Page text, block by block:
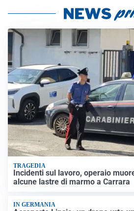
TRAGEDIA
Incidenti sul lavoro, operaio
alcune lastre di marmo a Carrara
IN GERMANIA